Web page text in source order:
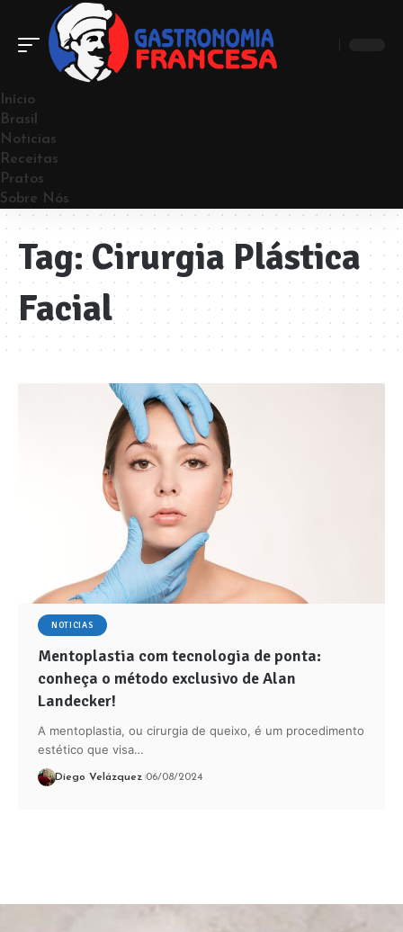
Início
Brasil
Noticias
Receitas
Pratos
Sobre Nós
Tag:Cirurgia Plástica
Facial
NOTICIAS
Mentoplastia com tecnologia de ponta:
conheça o método exclusivo de Alan
Landecker!
A mentoplastia, ou cirurgia de queixo, é um procedimento
estético que visa…
Diego Velázquez 06/08/2024